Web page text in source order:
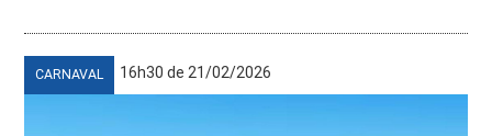
CARNAVAL 16h30 de 21/02/2026